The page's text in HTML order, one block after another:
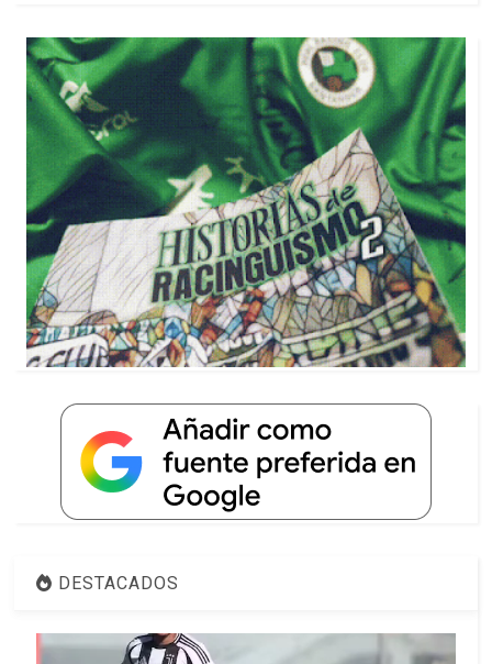
DESTACADOS